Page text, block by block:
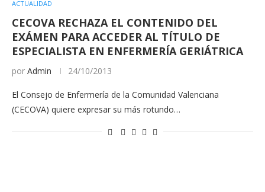
ACTUALIDAD
CECOVA RECHAZA EL CONTENIDO DEL
EXÁMEN PARA ACCEDER AL TÍTULO DE
ESPECIALISTA EN ENFERMERÍA GERIÁTRICA
por Admin 24/10/2013
El Consejo de Enfermería de la Comunidad Valenciana
(CECOVA) quiere expresar su más rotundo…